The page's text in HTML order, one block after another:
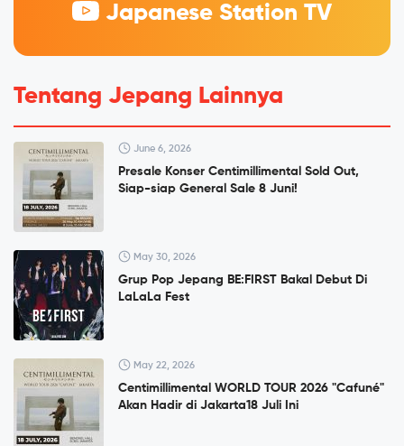
Japanese Station TV
Tentang Jepang Lainnya
June 6, 2026
Presale Konser Centimillimental Sold Out,
Siap-siap General Sale 8 Juni!
May 30, 2026
Grup Pop Jepang BE:FIRST Bakal Debut Di
LaLaLa Fest
May 22, 2026
Centimillimental WORLD TOUR 2026 "Cafuné"
Akan Hadir di Jakarta18 Juli Ini